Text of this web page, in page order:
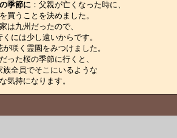
季節に ：父親が亡くなった時に、
買うことを決めました。
は九州だったので、
には少し遠いからです。
咲く霊園をみつけました。
った桜の季節に行くと、
族全員でそこにいるような
気持になります。